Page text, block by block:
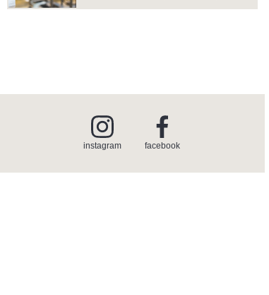
instagram facebook